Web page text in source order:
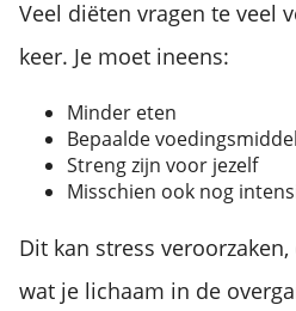
Veel diëten vragen te veel
keer. Je moet ineens:
Minder eten
Bepaalde
Streng zijn voor jezelf
Misschien ook nog
Dit kan stress
wat je lichaam in de